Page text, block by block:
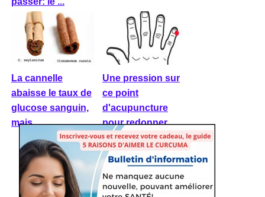
La cannelle
abaisse le taux de
glucose sanguin,
mais ...
Une pression sur
ce point
d'acupuncture
pour redonner ...